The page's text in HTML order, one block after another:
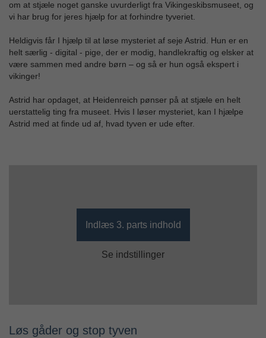
om at stjæle noget ganske uvurderligt fra Vikingeskibsmuseet, og
vi har brug for jeres hjælp for at forhindre tyveriet.
Heldigvis får I hjælp til at løse mysteriet af seje Astrid. Hun er en
helt særlig - digital - pige, der er modig, handlekraftig og elsker at
være sammen med andre børn – og så er hun også ekspert i
vikinger!
Astrid har opdaget, at Heidenreich pønser på at stjæle en helt
uerstattelig ting fra museet. Hvis I løser mysteriet, kan I hjælpe
Astrid med at finde ud af, hvad tyven er ude efter.
Indlæs 3. parts indhold
Se indstillinger
Løs gåder og stop tyven